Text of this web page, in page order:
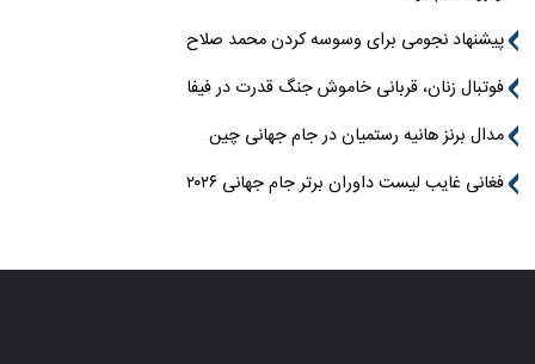
پیشنهاد نجومی برای وسوسه کردن محمد صلاح
فوتبال زنان، قربانی خاموش جنگ قدرت در فیفا
مدال برنز هانیه رستمیان در جام جهانی چین
فغانی غایب لیست داوران برتر جام جهانی ۲۰۲۶